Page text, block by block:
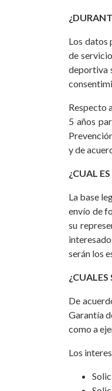
Los datos
de
deportiva
Respecto
5 años
y de
¿CUAL
La base
envío de
su
serán los
¿CUALES
De
Garantía
como a
Los